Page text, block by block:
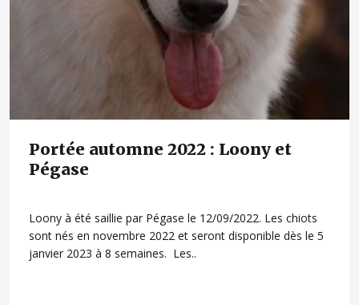
Portée automne 2022 : Loony et
Pégase
Loony à été saillie par Pégase le 12/09/2022. Les chiots
sont nés en novembre 2022 et seront disponible dès le 5
janvier 2023 à 8 semaines. Les..